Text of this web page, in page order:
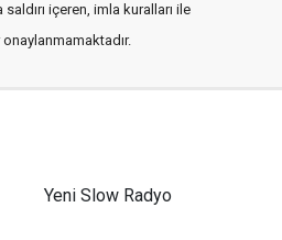
içeren, imla kuralları ile
Yeni Slow Radyo